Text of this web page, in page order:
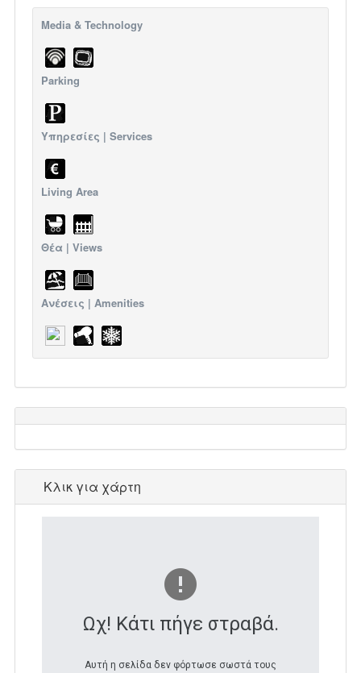
Media & Technology
Parking
Υπηρεσίες | Services
Living Area
Θέα | Views
Ανέσεις | Amenities
Κλικ για χάρτη
Ωχ! Κάτι πήγε στραβά.
Αυτή η σελίδα δεν φόρτωσε σωστά τους